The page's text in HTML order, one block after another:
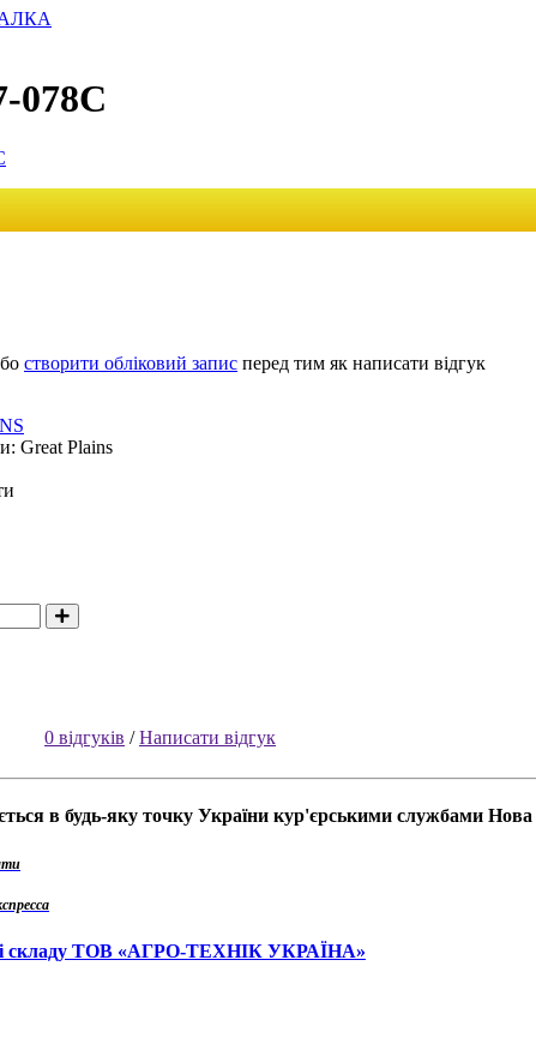
078C
створити обліковий запис перед тим як написати відгук
Great Plains
0 відгуків /Написати відгук
в будь-яку точку України кур'єрськими службами
складу ТОВ «АГРО-ТЕХНІК УКРАЇНА»